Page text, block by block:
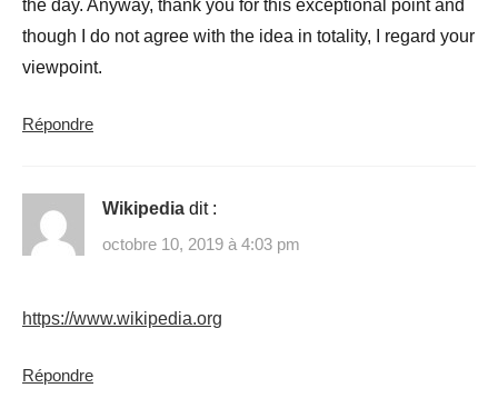
the day. Anyway, thank you for this exceptional point and
though I do not agree with the idea in totality, I regard your
viewpoint.
Répondre
Wikipedia dit :
octobre 10, 2019 à 4:03 pm
https://www.wikipedia.org
Répondre